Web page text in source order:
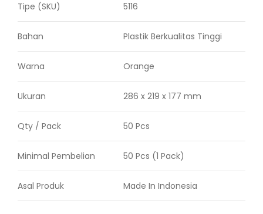
Tipe (SKU) 5116
Bahan Plastik Berkualitas Tinggi
Warna Orange
Ukuran 286 x 219 x 177 mm
Qty / Pack 50 Pcs
Minimal Pembelian 50 Pcs (1 Pack)
Asal Produk Made In Indonesia